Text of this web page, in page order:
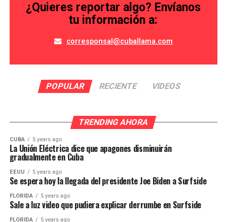
¿Quieres reportar algo? Envíanos
tu información a:
corresponsal@cuballama.com
POPULAR RECIENTE VIDEOS
TRENDING AHORA
CUBA 5 years ago
La Unión Eléctrica dice que apagones disminuirán
gradualmente en Cuba
EEUU 5 years ago
Se espera hoy la llegada del presidente Joe Biden a Surfside
FLORIDA 5 years ago
Sale a luz video que pudiera explicar derrumbe en Surfside
FLORIDA 5 years ago